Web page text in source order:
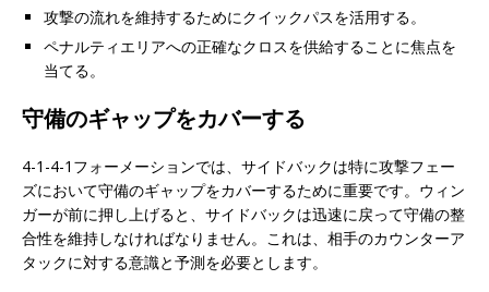
攻撃の流れを維持するためにクイックパスを活用する。
ペナルティエリアへの正確なクロスを供給することに焦点を
当てる。
守備のギャップをカバーする
4-1-4-1フォーメーションでは、サイドバックは特に攻撃フェー
ズにおいて守備のギャップをカバーするために重要です。ウィン
ガーが前に押し上げると、サイドバックは迅速に戻って守備の整
合性を維持しなければなりません。これは、相手のカウンターア
タックに対する意識と予測を必要とします。